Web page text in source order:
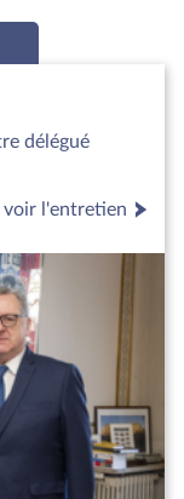
délégué
voir l'entretien